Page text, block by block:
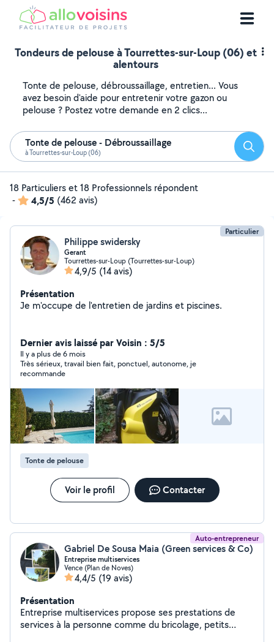
Tondeurs de pelouse à Tourrettes-sur-Loup (06) et
alentours
Tonte de pelouse, débroussaillage, entretien... Vous
avez besoin d'aide pour entretenir votre gazon ou
pelouse ? Postez votre demande en 2 clics...
Tonte de pelouse - Débroussaillage
à Tourrettes-sur-Loup (06)
18 Particuliers et 18 Professionnels répondent
-
4,5/5 (462 avis)
Particulier
Philippe swidersky
Gerant
Tourrettes-sur-Loup (Tourrettes-sur-Loup)
4,9/5 (14 avis)
Présentation
Je m'occupe de l'entretien de jardins et piscines.
Dernier avis laissé par Voisin : 5/5
Il y a plus de 6 mois
Très sérieux, travail bien fait, ponctuel, autonome, je
recommande
Tonte de pelouse
Voir le profil Contacter
Auto-entrepreneur
Gabriel De Sousa Maia (Green services & Co)
Entreprise multiservices
Vence (Plan de Noves)
4,4/5 (19 avis)
Présentation
Entreprise multiservices propose ses prestations de
services à la personne comme du bricolage, petits